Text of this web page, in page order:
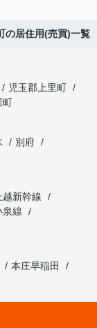
の居住用(売買)一覧
児玉郡上里町
町
別府
越新幹線
泉線
本庄早稲田